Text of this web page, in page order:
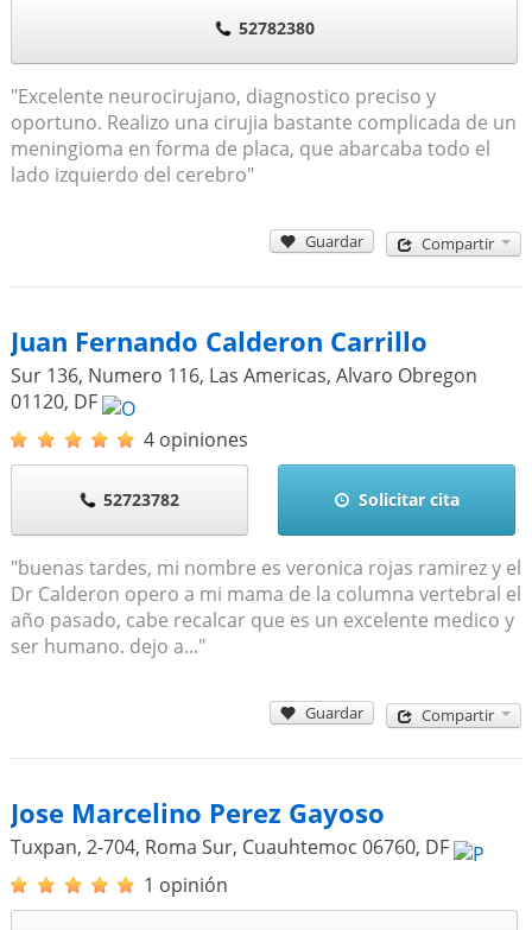
52782380
"Excelente neurocirujano, diagnostico preciso y
oportuno. Realizo una cirujia bastante complicada de un
meningioma en forma de placa, que abarcaba todo el
lado izquierdo del cerebro"
Guardar Compartir
Juan Fernando Calderon Carrillo
Sur 136, Numero 116, Las Americas, Alvaro Obregon
01120, DF
4 opiniones
52723782 Solicitar cita
"buenas tardes, mi nombre es veronica rojas ramirez y el
Dr Calderon opero a mi mama de la columna vertebral el
año pasado, cabe recalcar que es un excelente medico y
ser humano. dejo a..."
Guardar Compartir
Jose Marcelino Perez Gayoso
Tuxpan, 2-704, Roma Sur, Cuauhtemoc 06760, DF
1 opinión